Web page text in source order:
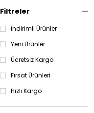
Filtreler
İndirimli Ürünler
Yeni Ürünler
Ücretsiz Kargo
Fırsat Ürünleri
Hızlı Kargo